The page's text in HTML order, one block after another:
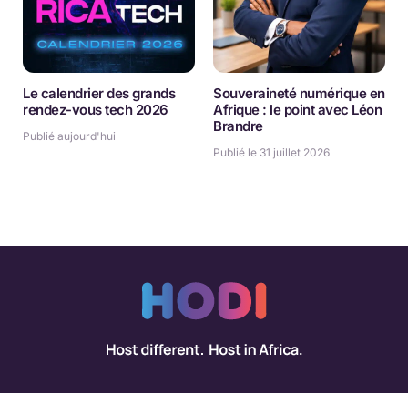
Le calendrier des grands
rendez-vous tech 2026
Publié aujourd'hui
Souveraineté numérique en
Afrique : le point avec Léon
Brandre
Publié le 31 juillet 2026